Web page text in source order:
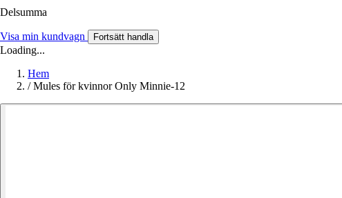
Delsumma
Visa min kundvagn Fortsätt handla
Loading...
Hem
/ Mules för kvinnor Only Minnie-12